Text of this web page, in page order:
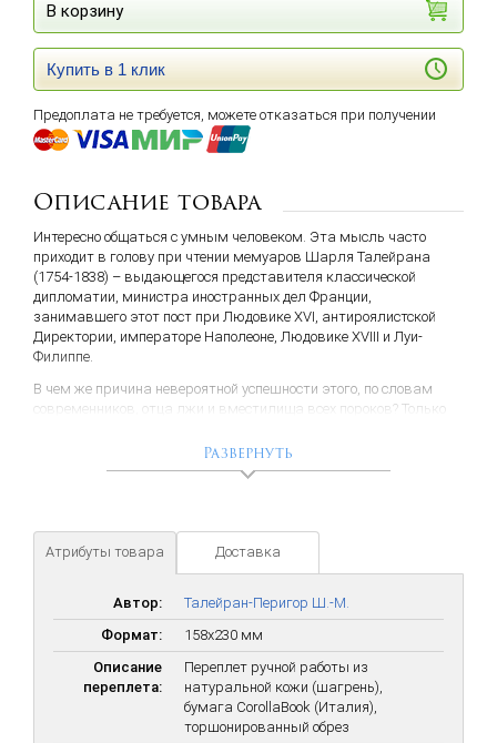
В корзину
Купить в 1 клик
Предоплата не требуется, можете отказаться при получении
Описание товара
Интересно общаться с умным человеком. Эта мысль часто
приходит в голову при чтении мемуаров Шарля Талейрана
(1754-1838) – выдающегося представителя классической
дипломатии, министра иностранных дел Франции,
занимавшего этот пост при Людовике XVI, антироялистской
Директории, императоре Наполеоне, Людовике XVIII и Луи-
Филиппе.
В чем же причина невероятной успешности этого, по словам
современников, отца лжи и вместилища всех пороков? Только
это следует из устоявшихся представлений о нем как о
политическом оборотне и лукавом царедворце? Не все так
поэтому его воспоминания местами напоминают авантюрно-
приключенческий роман о мушкетерах и гвардейцах
Развернуть
Атрибуты товара Доставка
Автор:
Талейран-Перигор Ш.-М.
Формат:
158х230 мм
Описание
переплета:
Переплет ручной работы из
натуральной кожи (шагрень),
бумага CorollaBook (Италия),
торшонированный обрез